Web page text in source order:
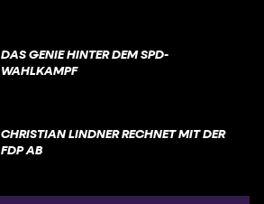
DAS GENIE HINTER DEM SPD-
WAHLKAMPF
CHRISTIAN LINDNER RECHNET MIT DER
FDP AB